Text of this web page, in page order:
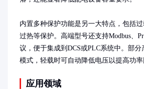
内置多种保护功能是另一大特点，包括过
过热等保护。高端型号还支持Modbus、
议，便于集成到DCS或PLC系统中。部
模式，轻载时可自动降低电压以提高功率
应用领域